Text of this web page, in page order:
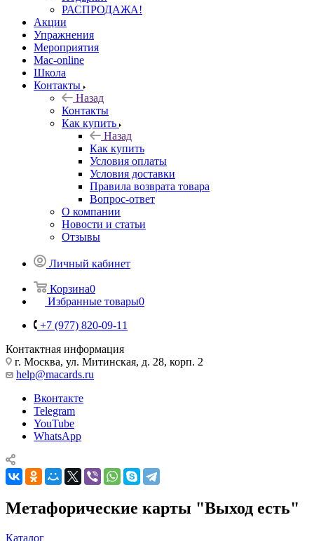
РАСПРОДАЖА!
Акции
Упражнения
Мероприятия
Mac-online
Школа
Контакты
Назад
Контакты
Как купить
Назад
Как купить
Условия оплаты
Условия доставки
Правила возврата товара
Вопрос-ответ
О компании
Новости и статьи
Отзывы
Личный кабинет
Корзина0
Избранные товары0
+7 (977) 820-09-11
Контактная информация
г. Москва, ул. Митинская, д. 28, корп. 2
help@macards.ru
Вконтакте
Telegram
YouTube
WhatsApp
Метафорические карты "Выход есть"
Каталог